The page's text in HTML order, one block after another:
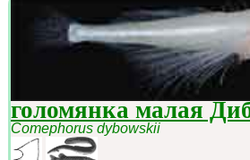
голомянка малая
Comephorus dybowskii